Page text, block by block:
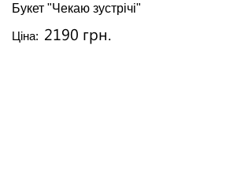
Букет "Чекаю зустрічі"
Ціна: 2190 грн.